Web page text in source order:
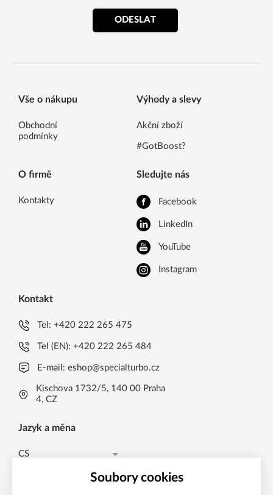
ODESLAT
Vše o nákupu
Obchodní
podmínky
Výhody a slevy
Akční zboží
#GotBoost?
O firmě
Kontakty
Sledujte nás
Facebook
LinkedIn
YouTube
Instagram
Kontakt
Tel:+420 222 265 475
Tel (EN):+420 222 265 484
E-mail:eshop@specialturbo.cz
Kischova 1732/5, 140 00 Praha
4, CZ
Jazyk a měna
CS
Česká koruna CZK (Kč)Soubory cookies